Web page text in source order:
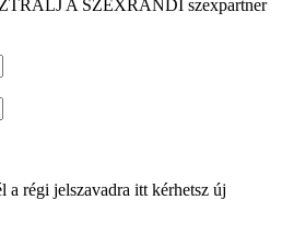
A SZEXRANDI szexpartner
a régi jelszavadra itt kérhetsz új